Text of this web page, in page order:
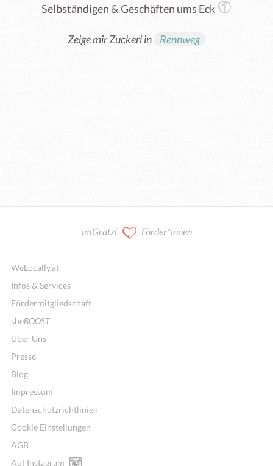
Selbständigen & Geschäften ums Eck
Zeige mir Zuckerl in Rennweg
imGrätzl Förder*innen
WeLocally.at
Infos & Services
Fördermitgliedschaft
sheBOOST
Über Uns
Presse
Blog
Impressum
Datenschutzrichtlinien
Cookie Einstellungen
AGB
Auf Instagram